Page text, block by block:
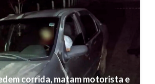
corrida, matam motorista e